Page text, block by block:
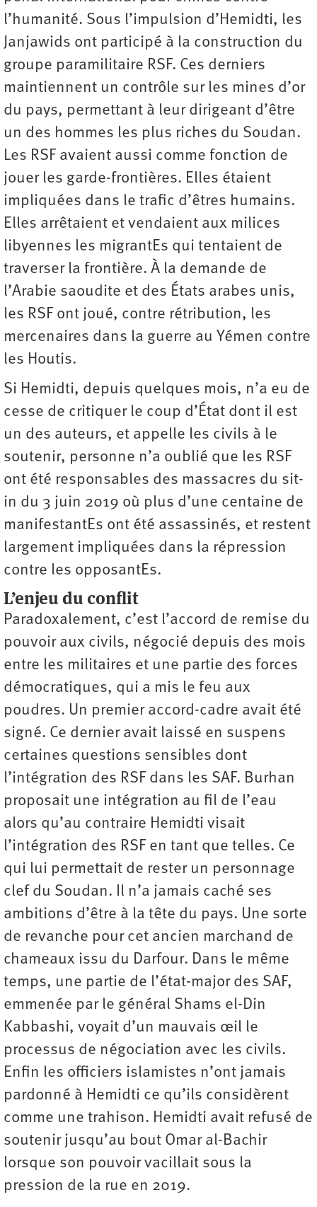
l’humanité. Sous l’impulsion d’Hemidti, les
Janjawids ont participé à la construction du
groupe paramilitaire RSF. Ces derniers
maintiennent un contrôle sur les mines d’or
du pays, permettant à leur dirigeant d’être
un des hommes les plus riches du Soudan.
Les RSF avaient aussi comme fonction de
jouer les garde-frontières. Elles étaient
impliquées dans le trafic d’êtres humains.
Elles arrêtaient et vendaient aux milices
libyennes les migrantEs qui tentaient de
traverser la frontière. À la demande de
l’Arabie saoudite et des États arabes unis,
les RSF ont joué, contre rétribution, les
mercenaires dans la guerre au Yémen contre
les Houtis.
Si Hemidti, depuis quelques mois, n’a eu de
cesse de critiquer le coup d’État dont il est
un des auteurs, et appelle les civils à le
soutenir, personne n’a oublié que les RSF
ont été responsables des massacres du sit-
in du 3 juin 2019 où plus d’une centaine de
manifestantEs ont été assassinés, et restent
largement impliquées dans la répression
contre les opposantEs.
L’enjeu du conflit
Paradoxalement, c’est l’accord de remise du
pouvoir aux civils, négocié depuis des mois
entre les militaires et une partie des forces
démocratiques, qui a mis le feu aux
poudres. Un premier accord-cadre avait été
signé. Ce dernier avait laissé en suspens
certaines questions sensibles dont
l’intégration des RSF dans les SAF. Burhan
proposait une intégration au fil de l’eau
alors qu’au contraire Hemidti visait
l’intégration des RSF en tant que telles. Ce
qui lui permettait de rester un personnage
clef du Soudan. Il n’a jamais caché ses
ambitions d’être à la tête du pays. Une sorte
de revanche pour cet ancien marchand de
chameaux issu du Darfour. Dans le même
temps, une partie de l’état-major des SAF,
emmenée par le général Shams el-Din
Kabbashi, voyait d’un mauvais œil le
processus de négociation avec les civils.
Enfin les officiers islamistes n’ont jamais
pardonné à Hemidti ce qu’ils considèrent
comme une trahison. Hemidti avait refusé de
soutenir jusqu’au bout Omar al-Bachir
lorsque son pouvoir vacillait sous la
pression de la rue en 2019.